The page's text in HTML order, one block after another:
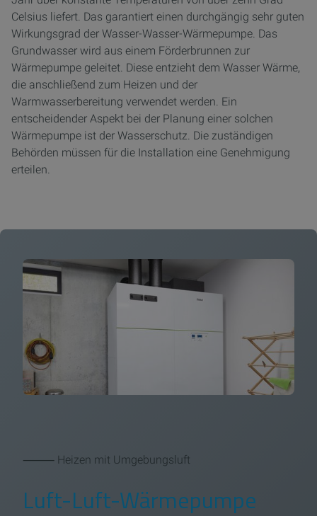
Celsius liefert. Das garantiert einen durchgängig sehr guten
Wirkungsgrad der Wasser-Wasser-Wärmepumpe. Das
Grundwasser wird aus einem Förderbrunnen zur
Wärmepumpe geleitet. Diese entzieht dem Wasser Wärme,
die anschließend zum Heizen und der
Warmwasserbereitung verwendet werden. Ein
entscheidender Aspekt bei der Planung einer solchen
Wärmepumpe ist der Wasserschutz. Die zuständigen
Behörden müssen für die Installation eine Genehmigung
erteilen.
⸻ Heizen mit Umgebungsluft
Luft-Luft-Wärmepumpe